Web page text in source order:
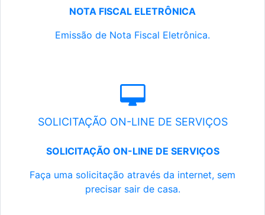
NOTA FISCAL ELETRÔNICA
Emissão de Nota Fiscal Eletrônica.
SOLICITAÇÃO ON-LINE DE SERVIÇOS
SOLICITAÇÃO ON-LINE DE SERVIÇOS
Faça uma solicitação através da internet, sem
precisar sair de casa.